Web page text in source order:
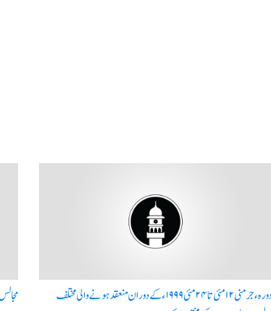
دورہء جرمنی ١٢مئی تا ٢٤ مئی ١٩٩٩ء کے دوران منعقد ہونے والی مختلف